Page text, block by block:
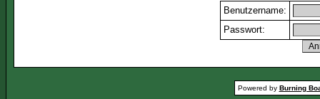
Benutzername:
Passwort:
Powered by Burning